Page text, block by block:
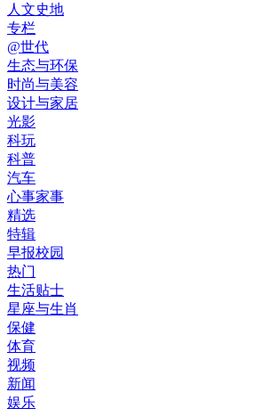
人文史地
专栏
@世代
生态与环保
时尚与美容
设计与家居
光影
科玩
科普
汽车
心事家事
精选
特辑
早报校园
热门
生活贴士
星座与生肖
保健
体育
视频
新闻
娱乐